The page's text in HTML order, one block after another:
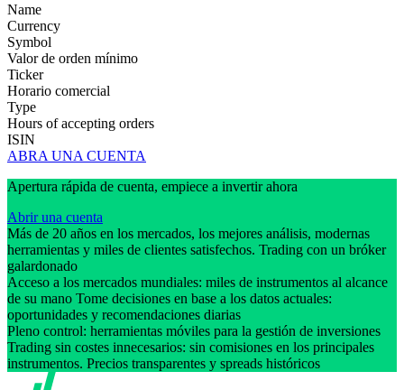
Name
Currency
Symbol
Valor de orden mínimo
Ticker
Horario comercial
Type
Hours of accepting orders
ISIN
ABRA UNA CUENTA
Apertura rápida de cuenta, empiece a invertir ahora
Abrir una cuenta
Más de 20 años en los mercados, los mejores análisis, modernas
herramientas y miles de clientes satisfechos. Trading con un bróker
galardonado
Acceso a los mercados mundiales: miles de instrumentos al alcance
de su mano Tome decisiones en base a los datos actuales:
oportunidades y recomendaciones diarias
Pleno control: herramientas móviles para la gestión de inversiones
Trading sin costes innecesarios: sin comisiones en los principales
instrumentos. Precios transparentes y spreads históricos